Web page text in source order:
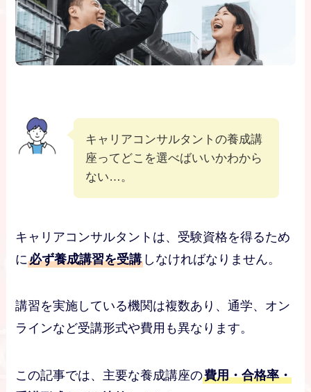
キャリアコンサルタントの養成講
座ってどこを選べばいいかわから
ない…。
キャリアコンサルタントは、受験資格を得るため
に必ず養成講習を受講 しなければなりません。
講習を実施している機関は複数あり、通学、オン
ラインなど受講形式や費用も異なります。
この記事では、主要な養成講座の費用・合格率・